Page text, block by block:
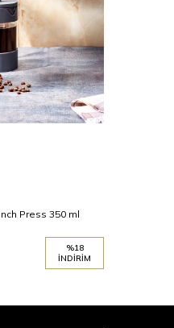
Press 350 ml
%18
İNDIRIM